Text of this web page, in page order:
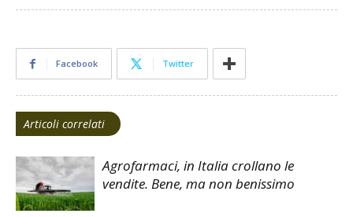
Facebook Twitter
Articoli correlati
Agrofarmaci, in Italia crollano le
vendite. Bene, ma non benissimo